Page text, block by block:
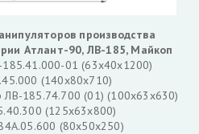
производства
Атлант-90, ЛВ-185, Майкоп
185.41.000-01 (63х40х1200)
(140х80х710)
ЛВ-185.74.700 (01) (100х63х630)
(125х63х800)
(80х50х250)